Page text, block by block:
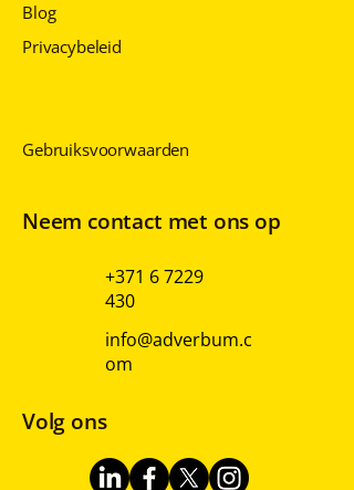
Blog
Privacybeleid
Gebruiksvoorwaarden
Neem contact met ons op
+371 6 7229
430
info@adverbum.c
om
Volg ons